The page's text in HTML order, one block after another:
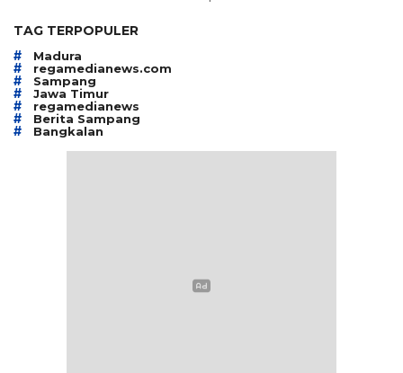
TAG TERPOPULER
# Madura
# regamedianews.com
# Sampang
# Jawa Timur
# regamedianews
# Berita Sampang
# Bangkalan